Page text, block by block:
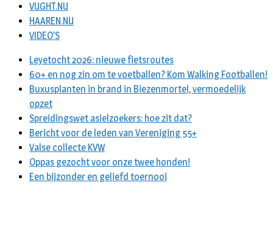
VUGHT.NU
HAAREN.NU
VIDEO’S
Leyetocht 2026: nieuwe fietsroutes
60+ en nog zin om te voetballen? Kom Walking Footballen!
Buxusplanten in brand in Biezenmortel, vermoedelijk
opzet
Spreidingswet asielzoekers: hoe zit dat?
Bericht voor de leden van Vereniging 55+
Valse collecte KVW
Oppas gezocht voor onze twee honden!
Een bijzonder en geliefd toernooi